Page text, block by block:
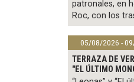
patronales, en
Roc, con los
05/08/2026 -
TERRAZA DE
"EL ÚLTIMO